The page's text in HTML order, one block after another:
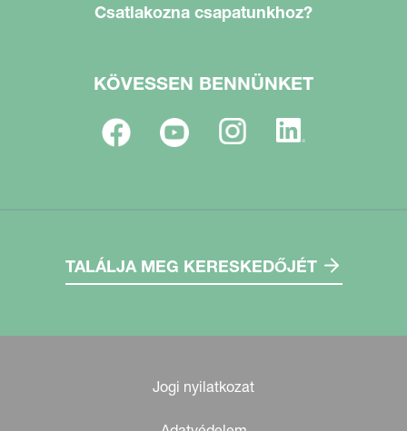
Csatlakozna csapatunkhoz?
KÖVESSEN BENNÜNKET
TALÁLJA MEG KERESKEDŐJÉT
Jogi nyilatkozat